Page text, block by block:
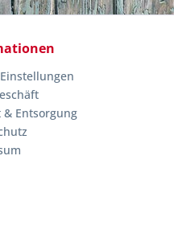
& Entsorgung